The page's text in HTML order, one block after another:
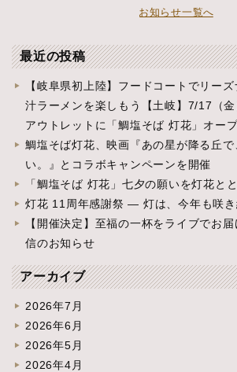
お知らせ一覧へ
最近の投稿
【岐阜県初上陸】フードコートでリー
汁ラーメンを楽しもう【土岐】7/17（金
アウトレットに「鯛塩そば 灯花」オー
鯛塩そば灯花、映画『あの星が降る丘
い。』とコラボキャンペーンを開催
「鯛塩そば 灯花」七夕の願いを灯花と
灯花 11周年感謝祭 ― 灯は、今年も咲
【開催決定】至福の一杯をライブでお
信のお知らせ
アーカイブ
2026年7月
2026年6月
2026年5月
2026年4月